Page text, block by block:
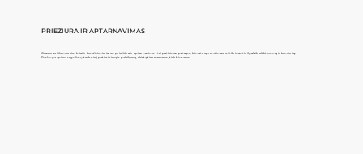
PRIEŽIŪRA IR APTARNAVIMAS
Oras-oras šilumos siurbliai ir kondicionieriai su priežiūra ir aptarnavimu - tai patikimas patalpų klimato sprendimas, užtikrinantis ilgalaikį efektyvumą ir komfortą.
Paslauga apima reguliarų techninį patikrinimą ir palaikymą, skirtą tiek namams, tiek biurams.